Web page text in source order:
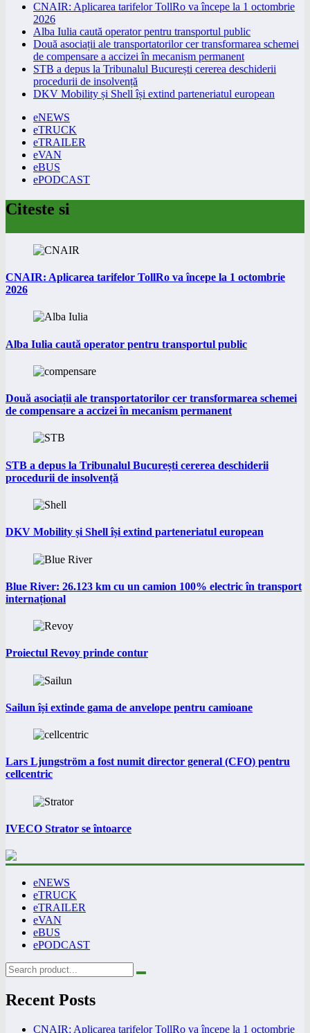
CNAIR: Aplicarea tarifelor TollRo va începe la 1 octombrie
2026
Alba Iulia caută operator pentru transportul public
Două asociații ale transportatorilor cer transformarea schemei
de compensare a accizei în mecanism permanent
STB a depus la Tribunalul București cererea deschiderii
procedurii de insolvență
DKV Mobility și Shell își extind parteneriatul european
eNEWS
eTRUCK
eTRAILER
eVAN
eBUS
ePODCAST
Citeste si
CNAIR: Aplicarea tarifelor TollRo va începe la 1 octombrie
2026
Alba Iulia caută operator pentru transportul public
Două asociații ale transportatorilor cer transformarea schemei
de compensare a accizei în mecanism permanent
STB a depus la Tribunalul București cererea deschiderii
procedurii de insolvență
DKV Mobility și Shell își extind parteneriatul european
Blue River: 26.123 km cu un camion 100% electric în transport
internațional
Proiectul Revoy prinde contur
Sailun își extinde gama de anvelope pentru camioane
Lars Ljungström a fost numit director general (CFO) pentru
cellcentric
IVECO Strator se întoarce
eNEWS
eTRUCK
eTRAILER
eVAN
eBUS
ePODCAST
Recent Posts
CNAIR: Aplicarea tarifelor TollRo va începe la 1 octombrie